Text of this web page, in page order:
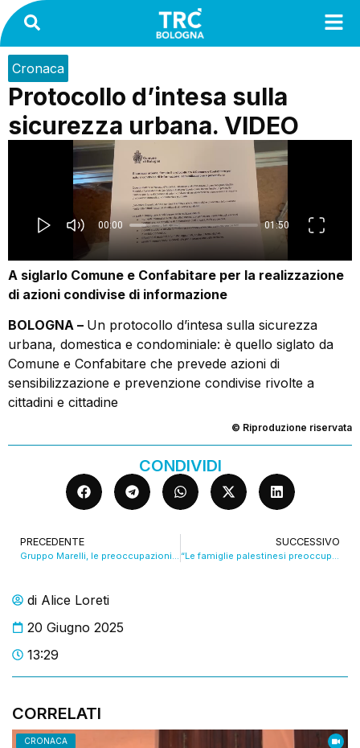
di Alice Loreti
20 Giugno 2025
13:29
CORRELATI
CRONACA
Cronaca
Protocollo d’intesa sulla
sicurezza urbana. VIDEO
A siglarlo Comune e Confabitare per la realizzazione
di azioni condivise di informazione
BOLOGNA – Un protocollo d’intesa sulla sicurezza
urbana, domestica e condominiale: è quello siglato da
Comune e Confabitare che prevede azioni di
sensibilizzazione e prevenzione condivise rivolte a
cittadini e cittadine
© Riproduzione riservata
CONDIVIDI
PRECEDENTE
Gruppo Marelli, le preoccupazioni dopo l’incontro al Mimit. VIDEO
SUCCESSIVO
“Le famiglie palestinesi preoccupate per lo stop all’accoglienza”. VIDEO